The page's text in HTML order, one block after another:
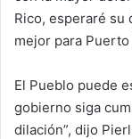
Rico, esperaré su
mejor para Puerto
El Pueblo puede
gobierno siga
dilación”, dijo